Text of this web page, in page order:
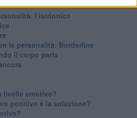
l’istrionico
le personalità: Borderline
il corpo parla
livello emotivo?
positivo è la soluzione?